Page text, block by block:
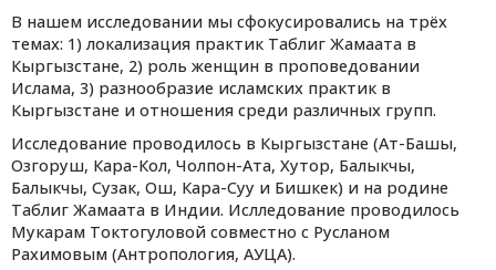
В нашем исследовании мы сфокусировались на трёх
темах: 1) локализация практик Таблиг Жамаата в
Кыргызстане, 2) роль женщин в проповедовании
Ислама, 3) разнообразие исламских практик в
Кыргызстане и отношения среди различных групп.
Исследование проводилось в Кыргызстане (Ат-Башы,
Озгоруш, Кара-Кол, Чолпон-Ата, Хутор, Балыкчы,
Балыкчы, Сузак, Ош, Кара-Суу и Бишкек) и на родине
Таблиг Жамаата в Индии. Ислледование проводилось
Мукарам Токтогуловой совместно с Русланом
Рахимовым (Антропология, АУЦА).